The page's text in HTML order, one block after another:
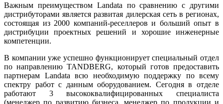
Важным преимуществом Landata по сравнению с другими
дистрибуторами является развитая дилерская сеть в регионах,
состоящая из 2000 компаний-реселлеров и больший опыт в
дистрибуции проектных решений и хорошие инженерные
компетенции.
В компании уже успешно функционирует специальный отдел
по направлению TANDBERG, который готов предоставить
партнерам Landata всю необходимую поддержку по всему
спектру работ с данным оборудованием. Сегодня в отделе
работают 3 высококвалифицированных специалиста
(менеджер по развитию бизнеса, менеджер по продукции и